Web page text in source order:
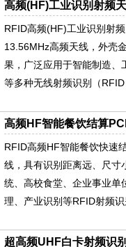
高频(HF)工业识别射频
RFID高频(HF)工业识别射
13.56MHz高频天线，外壳
果，广泛应用于智能制造、
等多种无线射频识别（
高频HF智能餐饮结算
RFID高频HF智能餐饮快速
线，具有识别距离远、尺寸
统、高校食堂、企业事业单
理、产业识别等RFID射频
超高频UHF白卡射频识